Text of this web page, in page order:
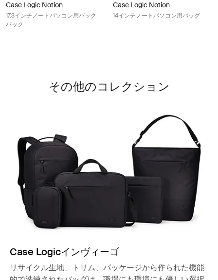
Case Logic Notion
17.3インチノートパソコン用バック
パック
Case Logic Notion
14インチノートパソコン用バッグ
その他のコレクション
Case Logicインヴィーゴ
リサイクル生地、トリム、パッケージから作られた機能